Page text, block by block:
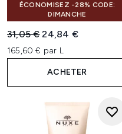
ÉCONOMISEZ -28% CODE:
DIMANCHE
Prix de vente :
31,05 €Prix ​​actuel :
24,84 €
165,60 € par L
ACHETER